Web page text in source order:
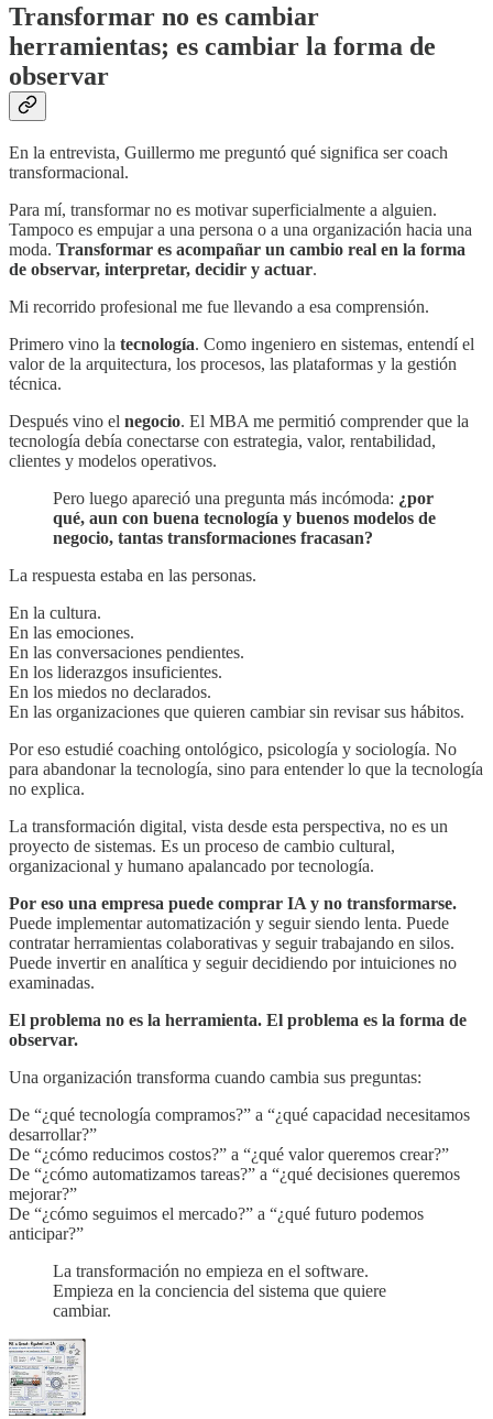
Transformar no es cambiar
herramientas; es cambiar la forma de
observar
En la entrevista, Guillermo me preguntó qué significa ser coach
transformacional.
Para mí, transformar no es motivar superficialmente a alguien.
Tampoco es empujar a una persona o a una organización hacia una
moda. Transformar es acompañar un cambio real en la forma
de observar, interpretar, decidir y actuar.
Mi recorrido profesional me fue llevando a esa comprensión.
Primero vino la tecnología. Como ingeniero en sistemas, entendí el
valor de la arquitectura, los procesos, las plataformas y la gestión
técnica.
Después vino el negocio. El MBA me permitió comprender que la
tecnología debía conectarse con estrategia, valor, rentabilidad,
clientes y modelos operativos.
Pero luego apareció una pregunta más incómoda: ¿por
qué, aun con buena tecnología y buenos modelos de
negocio, tantas transformaciones fracasan?
La respuesta estaba en las personas.
En la cultura.
En las emociones.
En las conversaciones pendientes.
En los liderazgos insuficientes.
En los miedos no declarados.
En las organizaciones que quieren cambiar sin revisar sus hábitos.
Por eso estudié coaching ontológico, psicología y sociología. No
para abandonar la tecnología, sino para entender lo que la tecnología
no explica.
La transformación digital, vista desde esta perspectiva, no es un
proyecto de sistemas. Es un proceso de cambio cultural,
organizacional y humano apalancado por tecnología.
Por eso una empresa puede comprar IA y no transformarse.
Puede implementar automatización y seguir siendo lenta. Puede
contratar herramientas colaborativas y seguir trabajando en silos.
Puede invertir en analítica y seguir decidiendo por intuiciones no
examinadas.
El problema no es la herramienta. El problema es la forma de
observar.
Una organización transforma cuando cambia sus preguntas:
De “¿qué tecnología compramos?” a “¿qué capacidad necesitamos
desarrollar?”
De “¿cómo reducimos costos?” a “¿qué valor queremos crear?”
De “¿cómo automatizamos tareas?” a “¿qué decisiones queremos
mejorar?”
De “¿cómo seguimos el mercado?” a “¿qué futuro podemos
anticipar?”
La transformación no empieza en el software.
Empieza en la conciencia del sistema que quiere
cambiar.